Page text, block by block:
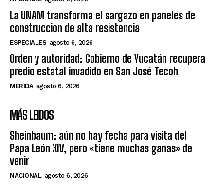
La UNAM transforma el sargazo en paneles de
construccion de alta resistencia
ESPECIALES agosto 6, 2026
Orden y autoridad: Gobierno de Yucatán recupera
predio estatal invadido en San José Tecoh
MÉRIDA agosto 6, 2026
MÁS LEIDOS
Sheinbaum: aún no hay fecha para visita del
Papa León XIV, pero «tiene muchas ganas» de
venir
NACIONAL agosto 6, 2026